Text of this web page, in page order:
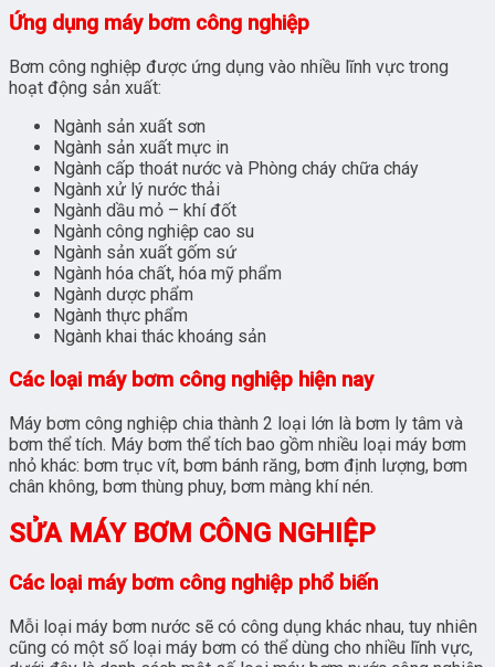
Ứng dụng máy bơm công nghiệp
Bơm công nghiệp được ứng dụng vào nhiều lĩnh vực trong
hoạt động sản xuất:
Ngành sản xuất sơn
Ngành sản xuất mực in
Ngành cấp thoát nước và Phòng cháy chữa cháy
Ngành xử lý nước thải
Ngành dầu mỏ – khí đốt
Ngành công nghiệp cao su
Ngành sản xuất gốm sứ
Ngành hóa chất, hóa mỹ phẩm
Ngành dược phẩm
Ngành thực phẩm
Ngành khai thác khoáng sản
Các loại máy bơm công nghiệp hiện nay
Máy bơm công nghiệp chia thành 2 loại lớn là bơm ly tâm và
bơm thể tích. Máy bơm thể tích bao gồm nhiều loại máy bơm
nhỏ khác: bơm trục vít, bơm bánh răng, bơm định lượng, bơm
chân không, bơm thùng phuy, bơm màng khí nén.
SỬA MÁY BƠM CÔNG NGHIỆP
Các loại máy bơm công nghiệp phổ biến
Mỗi loại máy bơm nước sẽ có công dụng khác nhau, tuy nhiên
cũng có một số loại máy bơm có thể dùng cho nhiều lĩnh vực,